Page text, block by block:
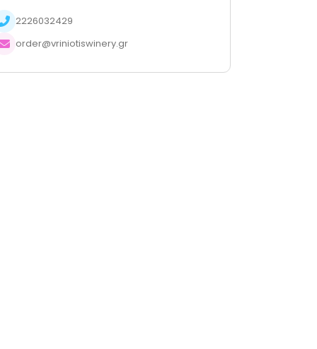
2226032429
order@vriniotiswinery.gr